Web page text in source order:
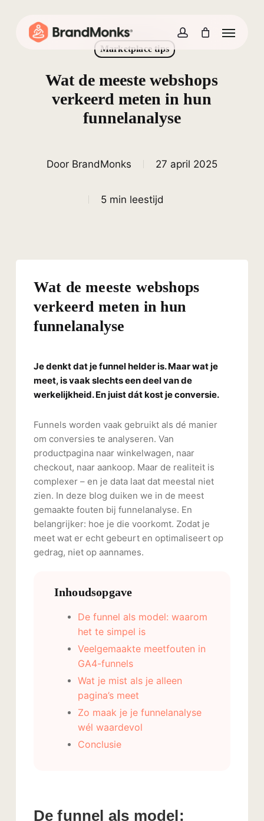
account
Cart Cart
Marketplace tips
Wat de meeste webshops
verkeerd meten in hun
funnelanalyse
Door BrandMonks 27 april 2025
5 min leestijd
Wat de meeste webshops
verkeerd meten in hun
funnelanalyse
Je denkt dat je funnel helder is. Maar wat je
meet, is vaak slechts een deel van de
werkelijkheid. En juist dát kost je conversie.
Funnels worden vaak gebruikt als dé manier
om conversies te analyseren. Van
productpagina naar winkelwagen, naar
checkout, naar aankoop. Maar de realiteit is
complexer – en je data laat dat meestal niet
zien. In deze blog duiken we in de meest
gemaakte fouten bij funnelanalyse. En
belangrijker: hoe je die voorkomt. Zodat je
meet wat er echt gebeurt en optimaliseert op
gedrag, niet op aannames.
Inhoudsopgave
De funnel als model: waarom
het te simpel is
Veelgemaakte meetfouten in
GA4-funnels
Wat je mist als je alleen
pagina’s meet
Zo maak je je funnelanalyse
wél waardevol
Conclusie
De funnel als model: